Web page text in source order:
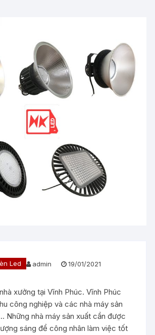
Led admin 19/01/2021
xưởng tại Vĩnh Phúc. Vĩnh Phúc
công nghiệp và các nhà máy sản
Những nhà máy sản xuất cần được
sáng để công nhân làm việc tốt